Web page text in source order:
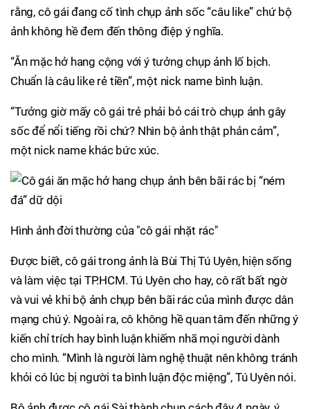
rằng, cô gái đang cố tình chụp ảnh sốc “câu like” chứ bộ
ảnh không hề đem đến thông điệp ý nghĩa.
“Ăn mặc hở hang cộng với ý tưởng chụp ảnh lố bịch.
Chuẩn là câu like rẻ tiền”, một nick name bình luận.
“Tưởng giờ mấy cô gái trẻ phải bỏ cái trò chụp ảnh gây
sốc để nổi tiếng rồi chứ? Nhìn bộ ảnh thật phản cảm”,
một nick name khác bức xúc.
Hình ảnh đời thường của "cô gái nhặt rác"
Được biết, cô gái trong ảnh là Bùi Thị Tú Uyên, hiện sống
và làm việc tại TP.HCM. Tú Uyên cho hay, cô rất bất ngờ
và vui vẻ khi bộ ảnh chụp bên bãi rác của mình được dân
mạng chú ý. Ngoài ra, cô không hề quan tâm đến những ý
kiến chỉ trích hay bình luận khiếm nhã mọi người dành
cho mình. “Mình là người làm nghệ thuật nên không tránh
khỏi có lúc bị người ta bình luận độc miệng”, Tú Uyên nói.